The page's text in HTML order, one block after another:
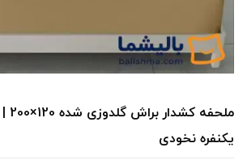
یکنفره نخودی